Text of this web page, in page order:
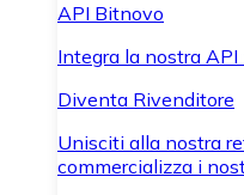
API Bitnovo
Integra la nostra
Diventa Rivenditore
Unisciti alla nostra
commercializza i